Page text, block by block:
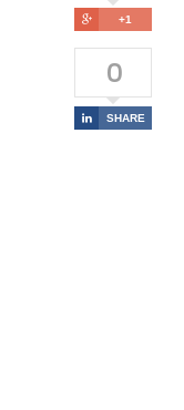
+1
0
SHARE